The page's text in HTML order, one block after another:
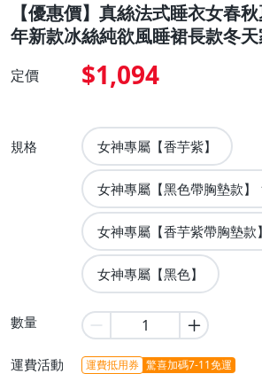
【優惠價】真絲法式睡衣女春
年新款冰絲純欲風睡裙長款冬
定價 $1,094
規格 女神專屬【香芋紫】
女神專屬【黑色帶胸墊款】
女神專屬【香芋紫帶胸墊款
女神專屬【黑色】
數量
運費活動 運費抵用券 驚喜加碼7-11免運